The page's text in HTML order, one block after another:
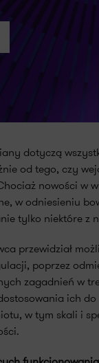
dotyczą
od tego, czy
nowości w
w odniesieniu
tylko niektóre z
przewidział
poprzez
zagadnień w
ich
w tym skali i